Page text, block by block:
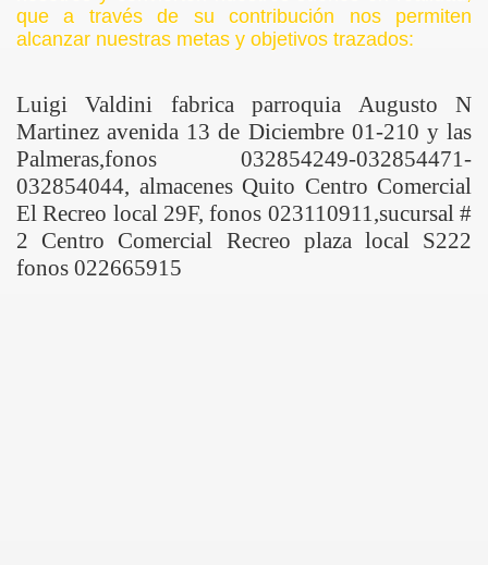
que a través de su contribución nos permiten
alcanzar nuestras metas y objetivos trazados:
Luigi Valdini fabrica parroquia Augusto N
Martinez avenida 13 de Diciembre 01-210 y las
Palmeras,fonos 032854249-032854471-
032854044, almacenes Quito Centro Comercial
El Recreo local 29F, fonos 023110911,sucursal #
2 Centro Comercial Recreo plaza local S222
fonos 022665915